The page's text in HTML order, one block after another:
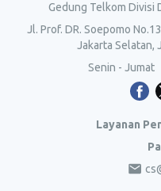
Gedung Telkom Divisi
Jl. Prof. DR. Soepomo
Jakarta Selatan,
Senin - Jumat
Layanan